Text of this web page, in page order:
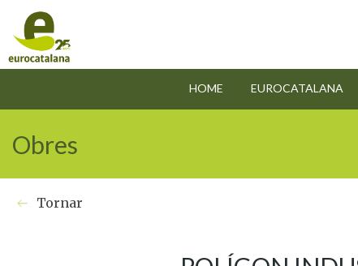
HOME EUROCATALANA
Obres
Tornar